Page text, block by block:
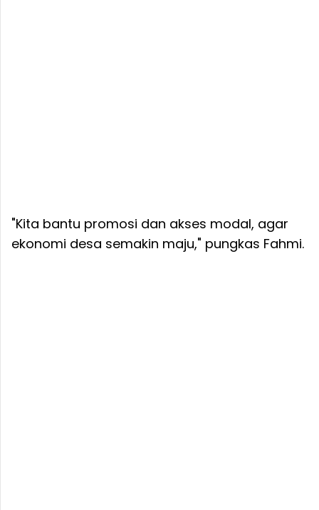
"Kita bantu promosi dan akses modal, agar
ekonomi desa semakin maju," pungkas Fahmi.